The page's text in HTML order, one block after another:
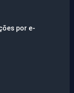
por e-